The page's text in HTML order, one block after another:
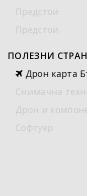
Предстои
Предстои
ПОЛЕЗНИ
Дрон карта
Снимачна
Дрон и
Софтуер